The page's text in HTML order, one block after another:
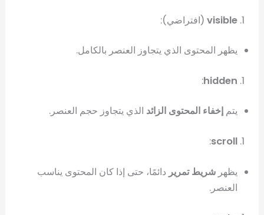
visible (افتراضي):
يظهر المحتوى الذي يتجاوز العنصر بالكامل.
hidden
:
يتمإخفاء المحتوى الزائد الذي يتجاوز حجم العنصر.
scroll
:
يظهرشريط تمرير دائمًا، حتى إذا كان المحتوى يناسب
العنصر.